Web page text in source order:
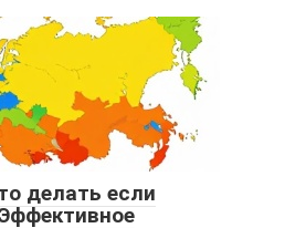
делать если